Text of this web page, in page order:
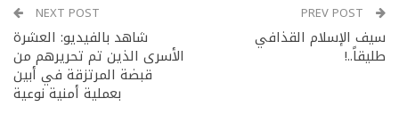
سيف الإسلام القذافي
طليقاً..!
NEXT POST
شاهد بالفيديو: العشرة
الأسرى الذين تم تحريرهم من
قبضة المرتزقة في أبين
بعملية أمنية نوعية